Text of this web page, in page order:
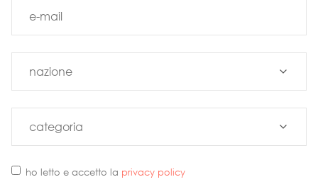
ho letto e accetto la privacy policy